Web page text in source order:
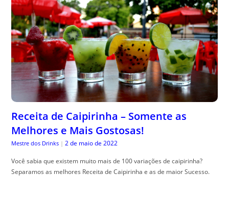
Receita de Caipirinha – Somente as
Melhores e Mais Gostosas!
Mestre dos Drinks | 2 de maio de 2022
Você sabia que existem muito mais de 100 variações de caipirinha?
Separamos as melhores Receita de Caipirinha e as de maior Sucesso.